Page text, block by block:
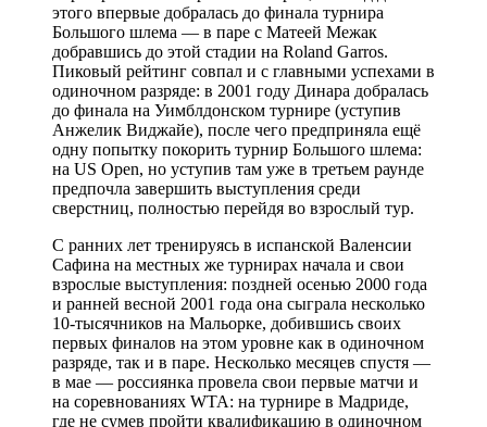
этого впервые добралась до финала турнира
Большого шлема — в паре с Матеей Межак
добравшись до этой стадии на Roland Garros.
Пиковый рейтинг совпал и с главными успехами в
одиночном разряде: в 2001 году Динара добралась
до финала на Уимблдонском турнире (уступив
Анжелик Виджайе), после чего предприняла ещё
одну попытку покорить турнир Большого шлема:
на US Open, но уступив там уже в третьем раунде
предпочла завершить выступления среди
сверстниц, полностью перейдя во взрослый тур.
С ранних лет тренируясь в испанской Валенсии
Сафина на местных же турнирах начала и свои
взрослые выступления: поздней осенью 2000 года
и ранней весной 2001 года она сыграла несколько
10-тысячников на Мальорке, добившись своих
первых финалов на этом уровне как в одиночном
разряде, так и в паре. Несколько месяцев спустя —
в мае — россиянка провела свои первые матчи и
на соревнованиях WTA: на турнире в Мадриде,
где не сумев пройти квалификацию в одиночном